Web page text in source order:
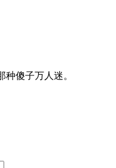
傻子万人迷。